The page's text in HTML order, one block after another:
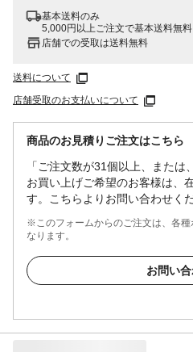
基本送料のみ
5,000円以上ご注文で基本送料無料
店舗での受取は送料無料
送料について
店舗受取のお支払いについて
商品のお見積りご注文はこちら
「ご注文数が31個以上、また
お買い上げご希望のお客様は、
す。こちらよりお問い合わせくだ
※このフォームからのご注文は、各種
なります。
お問い